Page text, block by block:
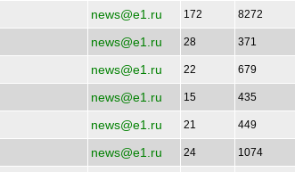
news@e1.ru 172 8272
news@e1.ru 28 371
news@e1.ru 22 679
news@e1.ru 15 435
news@e1.ru 21 449
news@e1.ru 24 1074